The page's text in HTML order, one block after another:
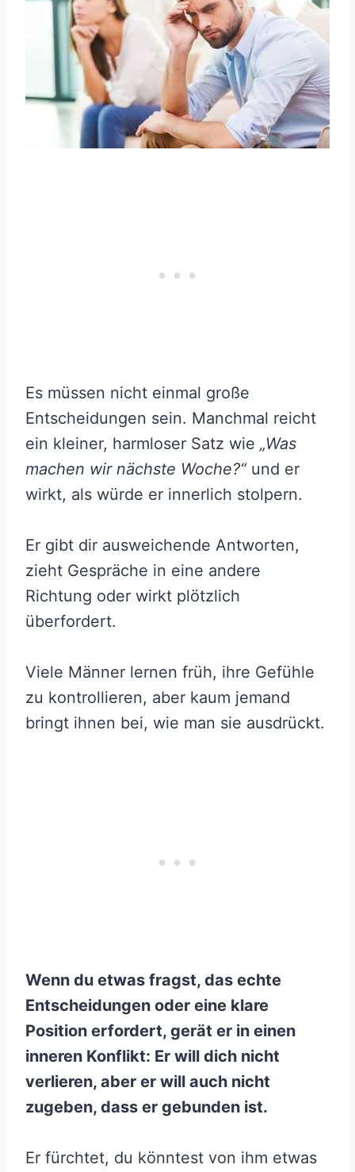
Es müssen nicht einmal große
Entscheidungen sein. Manchmal reicht
ein kleiner, harmloser Satz wie „Was
machen wir nächste Woche?“ und er
wirkt, als würde er innerlich stolpern.
Er gibt dir ausweichende Antworten,
zieht Gespräche in eine andere
Richtung oder wirkt plötzlich
überfordert.
Viele Männer lernen früh, ihre Gefühle
zu kontrollieren, aber kaum jemand
bringt ihnen bei, wie man sie ausdrückt.
Wenn du etwas fragst, das echte
Entscheidungen oder eine klare
Position erfordert, gerät er in einen
inneren Konflikt: Er will dich nicht
verlieren, aber er will auch nicht
zugeben, dass er gebunden ist.
Er fürchtet, du könntest von ihm etwas